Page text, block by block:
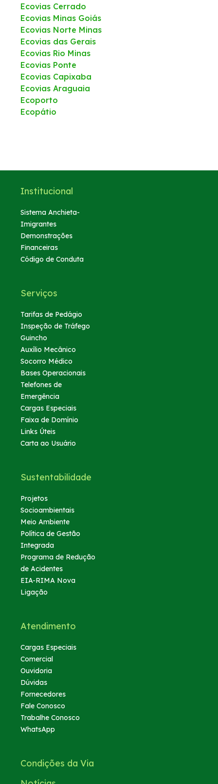
Ecovias Cerrado
Ecovias Minas Goiás
Ecovias Norte Minas
Ecovias das Gerais
Ecovias Rio Minas
Ecovias Ponte
Ecovias Capixaba
Ecovias Araguaia
Ecoporto
Ecopátio
Institucional
Sistema Anchieta-
Imigrantes
Demonstrações
Financeiras
Código de Conduta
Serviços
Tarifas de Pedágio
Inspeção de Tráfego
Guincho
Auxílio Mecânico
Socorro Médico
Bases Operacionais
Telefones de
Emergência
Cargas Especiais
Faixa de Domínio
Links Úteis
Carta ao Usuário
Sustentabilidade
Projetos
Socioambientais
Meio Ambiente
Política de Gestão
Integrada
Programa de Redução
de Acidentes
EIA-RIMA Nova
Ligação
Atendimento
Cargas Especiais
Comercial
Ouvidoria
Dúvidas
Fornecedores
Fale Conosco
Trabalhe Conosco
WhatsApp
Condições da Via